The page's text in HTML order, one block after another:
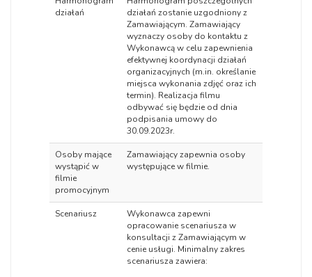
działań
działań zostanie uzgodniony z
Zamawiającym. Zamawiający
wyznaczy osoby do kontaktu z
Wykonawcą w celu zapewnienia
efektywnej koordynacji działań
organizacyjnych (m.in. określanie
miejsca wykonania zdjęć oraz ich
termin). Realizacja filmu
odbywać się będzie od dnia
podpisania umowy do
30.09.2023r.
Osoby mające
wystąpić w
filmie
promocyjnym
Zamawiający zapewnia osoby
występujące w filmie.
Scenariusz
Wykonawca zapewni
opracowanie scenariusza w
konsultacji z Zamawiającym w
cenie usługi. Minimalny zakres
scenariusza zawiera: